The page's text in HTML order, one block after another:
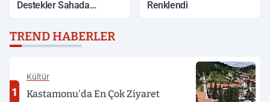
Destekler Sahada
Renklendi
TREND HABERLER
1
Kültür
Kastamonu'da En Çok Ziyaret